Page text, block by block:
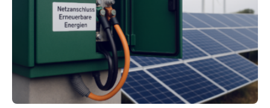
Projekt startete am 15. Oktober 2025, hat eine Laufzeit
von drei Jahren und ein Gesamtvolumen von rund 2,9
Millionen Euro, wovon 2,6 Millionen Euro durch das
Ministerium für Umwelt, Klima und…